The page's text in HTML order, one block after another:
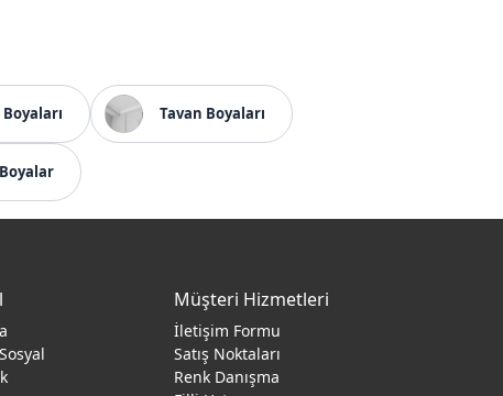
Tavan Boyaları
Müşteri Hizmetleri
İletişim Formu
Satış Noktaları
Renk Danışma